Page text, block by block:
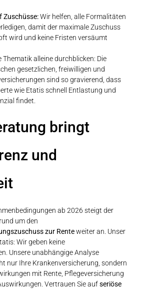
Zuschüsse:Wir helfen, alle Formalitäten
damit der maximale Zuschuss
wird und keine Fristen versäumt
Thematik alleine durchblicken: Die
gesetzlichen, freiwilligen und
sind so gravierend, dass
wie Etatis schnell Entlastung und
findet.
bringt
und
ab 2026 steigt der
um den
zur Renteweiter an. Unser
Wir geben keine
Unsere unabhängige Analyse
nur Ihre Krankenversicherung, sondern
mit Rente, Pflegeversicherung
Vertrauen Sie aufseriöse